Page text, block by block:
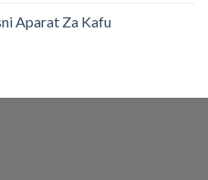
Aparat Za Kafu